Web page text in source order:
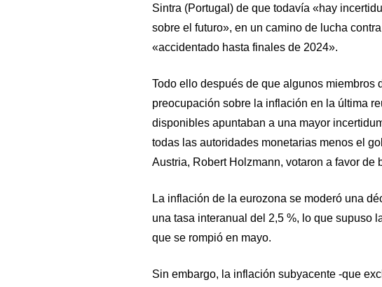
Sintra (Portugal) de que todavía «hay
sobre el futuro», en un camino de lucha
«accidentado hasta finales de 2024».
Todo ello después de que algunos miembros
preocupación sobre la inflación en la última
disponibles apuntaban a una mayor
todas las autoridades monetarias menos el
Austria, Robert Holzmann, votaron a favor de
La inflación de la eurozona se moderó una
una tasa interanual del 2,5 %, lo que supuso
que se rompió en mayo.
Sin embargo, la inflación subyacente -que